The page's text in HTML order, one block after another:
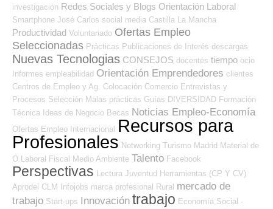
investigación Redes Sociales y Blogs Orientación Laboral
Smartphone José Carlos social media Castilla La Mancha
Productividad Voluntariado Ofertas Empleo
Seleccionadas Prácticas Publicaciones de Interés descargas
Nuevas Tecnologias CONSEJOS docentes tiempo ocio
Informes empleabilidad Orientación Emprendedores clientes
Centros de Empleo y Ag. Colocación Comercio Entrevistas y
Procesos Selección Malas prácticas Guías DIVERSIDAD Formación
Técnica Ideas de Negocio Becas Noticias Empleo-Economía
Ofertas Empleo Internacional Recursos para
Profesionales Networking Turismo Madrid Material de
O.Laboral Fiscal Medio Ambiente Talento Facebook
Perspectivas Lectura Juventud Herramientas (CP Y CV)
Aprodel CLM
Infojobs marca profesional Rural mercado de
trabajo Start-ups Innovación trabajo Economía Social -